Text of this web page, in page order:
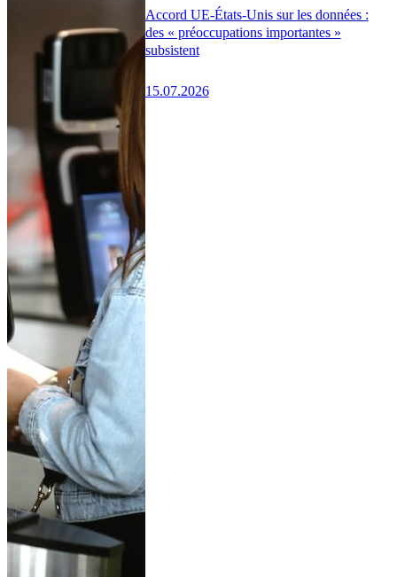
Accord UE-États-Unis sur les données :
des « préoccupations importantes »
subsistent
15.07.2026